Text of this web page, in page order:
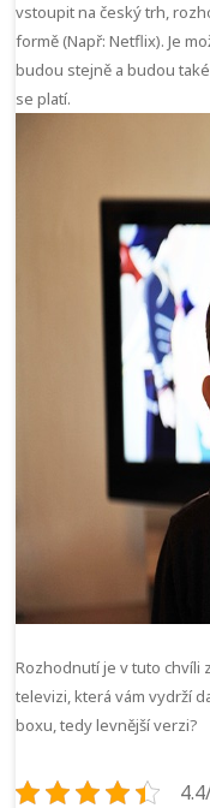
vstoupit na český trh,
formě (Např: Netflix). Je
budou stejně a budou
se platí.
Rozhodnutí je v tuto chvíli
televizi, která vám vydrží
boxu, tedy levnější verzi?